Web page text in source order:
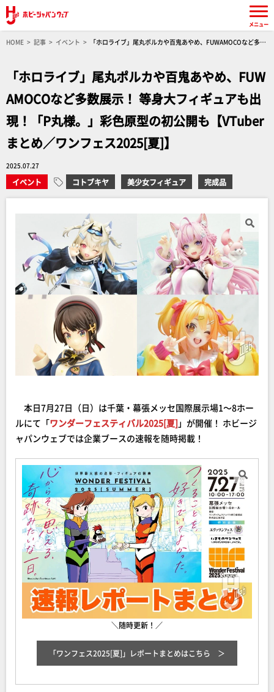
HOME 記事 イベント
「ホロライブ」尾丸ポルカや百鬼あやめ、FUWAMOCOなど多数
「ホロライブ」尾丸ポルカや百鬼あやめ、FUW
AMOCOなど多数展示！ 等身大フィギュアも出
現！「P丸様。」彩色原型の初公開も【VTuber
まとめ／ワンフェス2025[夏]】
2025.07.27
イベント コトブキヤ 美少女フィギュア 完成品
本日7月27日（日）は千葉・幕張メッセ国際展示場1～8ホー
ルにて「ワンダーフェスティバル2025[夏] 」が開催！ ホビージ
ャパンウェブでは企業ブースの速報を随時掲載！
＼随時更新！／
「ワンフェス2025[夏]」レポートまとめはこちら
メニュー